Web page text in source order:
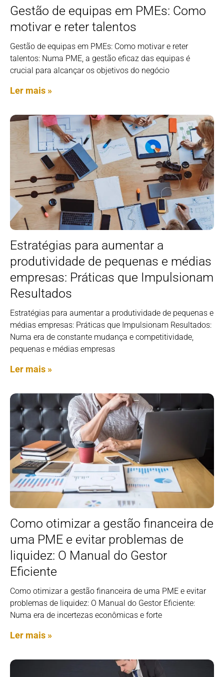
Gestão de equipas em PMEs: Como
motivar e reter talentos
Gestão de equipas em PMEs: Como motivar e reter
talentos: Numa PME, a gestão eficaz das equipas é
crucial para alcançar os objetivos do negócio
Ler mais »
Estratégias para aumentar a
produtividade de pequenas e médias
empresas: Práticas que Impulsionam
Resultados
Estratégias para aumentar a produtividade de pequenas e
médias empresas: Práticas que Impulsionam Resultados:
Numa era de constante mudança e competitividade,
pequenas e médias empresas
Ler mais »
Como otimizar a gestão financeira de
uma PME e evitar problemas de
liquidez: O Manual do Gestor
Eficiente
Como otimizar a gestão financeira de uma PME e evitar
problemas de liquidez: O Manual do Gestor Eficiente:
Numa era de incertezas econômicas e forte
Ler mais »